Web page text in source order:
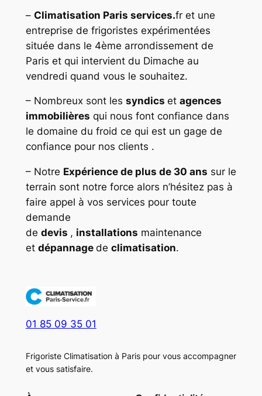
– Climatisation Paris services.fr et une
entreprise de frigoristes expérimentées
située dans le 4ème arrondissement de
Paris et qui intervient du Dimache au
vendredi quand vous le souhaitez.
– Nombreux sont les syndics et agences
immobilières qui nous font confiance dans
le domaine du froid ce qui est un gage de
confiance pour nos clients .
– Notre Expérience de plus de 30 ans sur le
terrain sont notre force alors n’hésitez pas à
faire appel à vos services pour toute
demande
de devis , installations maintenance
et dépannage de climatisation.
01 85 09 35 01
Frigoriste Climatisation à Paris pour vous accompagner
et vous satisfaire.